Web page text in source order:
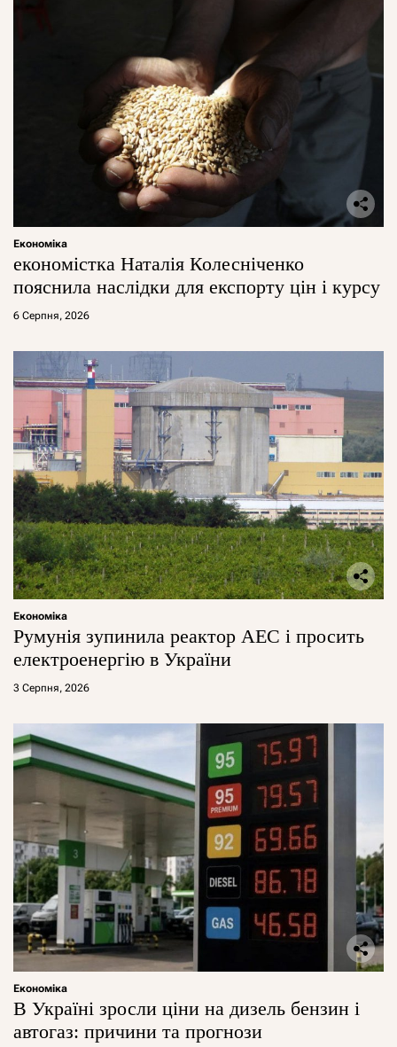
Економіка
економістка Наталія Колесніченко
пояснила наслідки для експорту цін і курсу
6 Серпня, 2026
Економіка
Румунія зупинила реактор АЕС і просить
електроенергію в України
3 Серпня, 2026
Економіка
В Україні зросли ціни на дизель бензин і
автогаз: причини та прогнози